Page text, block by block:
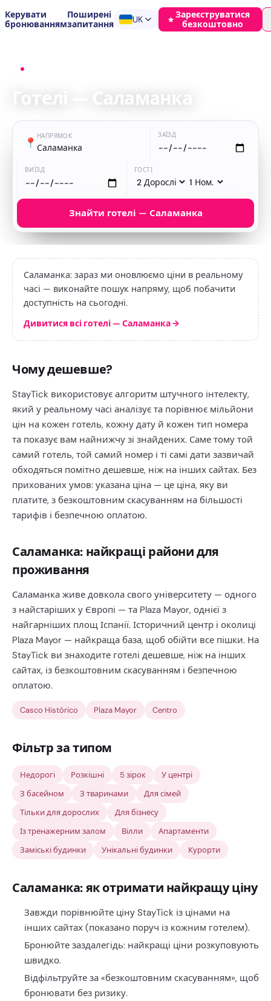
Керувати
бронюванням
Поширені
запитання
UK
Зареєструватися
безкоштовно
Готелі — Саламанка
📍 НАПРЯМОК
Саламанка
ЗАЇЗД
ВИЇЗД ГОСТІ
Знайти готелі — Саламанка
Саламанка: зараз ми оновлюємо ціни в реальному
часі — виконайте пошук напряму, щоб побачити
доступність на сьогодні.
Дивитися всі готелі — Саламанка→
Чому дешевше?
StayTick використовує алгоритм штучного інтелекту,
який у реальному часі аналізує та порівнює мільйони
цін на кожен готель, кожну дату й кожен тип номера
та показує вам найнижчу зі знайдених. Саме тому той
самий готель, той самий номер і ті самі дати зазвичай
обходяться помітно дешевше, ніж на інших сайтах. Без
прихованих умов: указана ціна — це ціна, яку ви
платите, з безкоштовним скасуванням на більшості
тарифів і безпечною оплатою.
Саламанка: найкращі райони для
проживання
Саламанка живе довкола свого університету — одного
з найстаріших у Європі — та Plaza Mayor, однієї з
найгарніших площ Іспанії. Історичний центр і околиці
Plaza Mayor — найкраща база, щоб обійти все пішки. На
StayTick ви знаходите готелі дешевше, ніж на інших
сайтах, із безкоштовним скасуванням і безпечною
оплатою.
Casco Histórico Plaza Mayor Centro
Фільтр за типом
Недорогі Розкішні 5 зірок
У центрі
З басейном
З тваринами
Для сімей
Тільки для дорослих
Для бізнесу
Із тренажерним залом
Вілли
Апартаменти
Заміські будинки
Унікальні будинки Курорти
Саламанка: як отримати найкращу ціну
Завжди порівнюйте ціну StayTick із цінами на
інших сайтах (показано поруч із кожним готелем).
Бронюйте заздалегідь: найкращі ціни розкуповують
швидко.
Відфільтруйте за «безкоштовним скасуванням», щоб
бронювати без ризику.